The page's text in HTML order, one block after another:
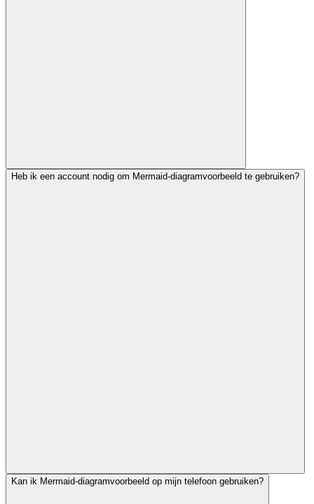
Heb ik een account nodig om Mermaid-diagramvoorbeeld te gebruiken?
Kan ik Mermaid-diagramvoorbeeld op mijn telefoon gebruiken?